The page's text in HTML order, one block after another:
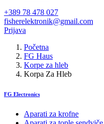
+389 78 478 027
fisherelektronik@gmail.com
Prijava
Početna
FG Haus
Korpe za hleb
Korpa Za Hleb
FG Electronics
Aparati za krofne